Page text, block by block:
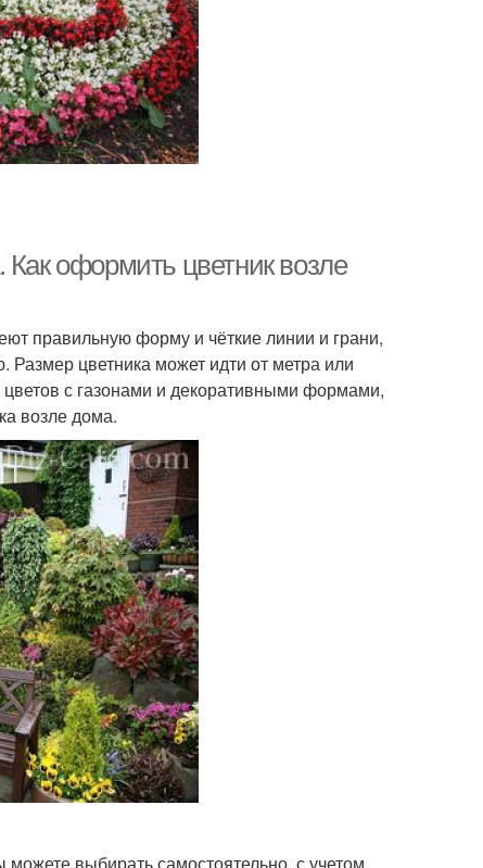
оформить цветник возле
правильную форму и чёткие линии и грани,
цветника может идти от метра или
с газонами и декоративными формами,
возле дома.